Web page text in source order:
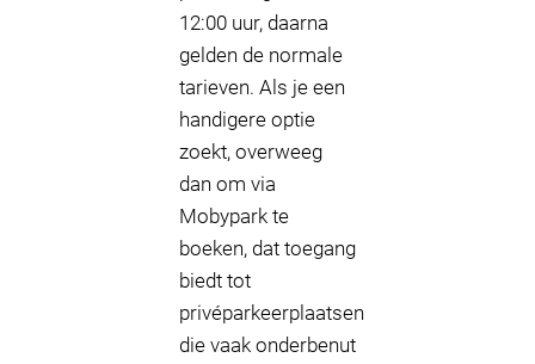
12:00 uur, daarna
gelden de normale
tarieven. Als je een
handigere optie
zoekt, overweeg
dan om via
Mobypark te
boeken, dat toegang
biedt tot
privéparkeerplaatsen
die vaak onderbenut